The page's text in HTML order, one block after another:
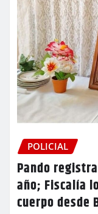
POLICIAL
Pando
año; Fiscalía
cuerpo desde